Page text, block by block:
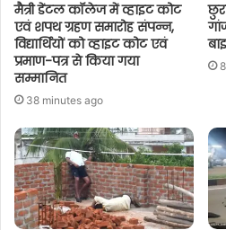
मैत्री डेंटल कॉलेज में व्हाइट कोट
एवं शपथ ग्रहण समारोह संपन्न,
विद्यार्थियों को व्हाइट कोट एवं
प्रमाण-पत्र से किया गया
सम्मानित
38 minutes ago